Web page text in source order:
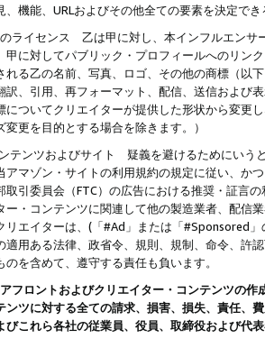
、機能、URLおよびその他全ての要素を決定で
ライセンス 乙は甲に対し、本インフルエンサ
甲に対してパブリック・プロフィールへのリン
れる乙の名前、写真、ロゴ、その他の商標（以
訳、引用、再フォーマット、配信、送信および
についてクリエイターが提供した形状から変更
更を目的とする場合を除きます。）
テンツおよびサイト 疑義を避けるためにいう
アマゾン・サイトの利用規約の規定に従い、か
取引委員会（FTC）の広告における推奨・証言
ー・コンテンツに関連して他の製造業者、配信
リエイターは、(「#Ad」または「#Sponsored
適用ある法律、政省令、規則、規制、命令、許
を含めて、遵守する責任も負います。
フロントおよびクリエイター・コンテンツの
ンツに対する全ての請求、損害、損失、責任、
びこれら各社の従業員、役員、取締役および代